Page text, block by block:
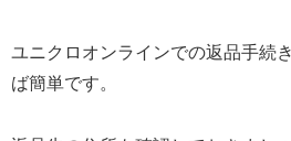
ユニクロオンラインでの返品手続
ば簡単です。